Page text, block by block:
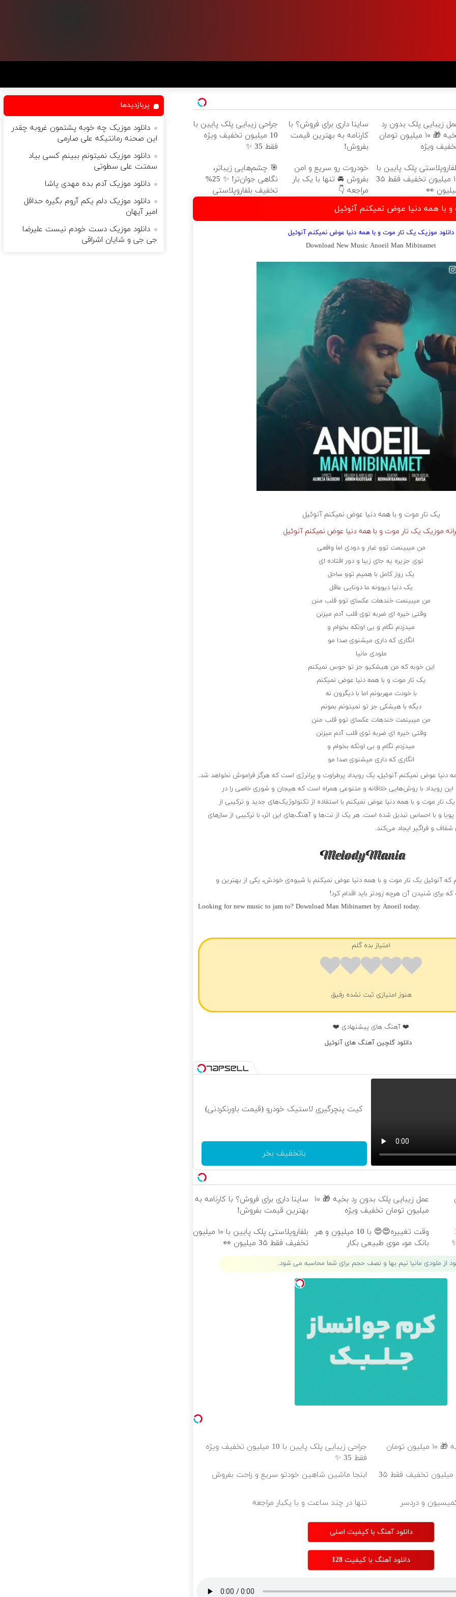
زیبایی پلک بدون رد
بخیه 🎁 ۱۰ میلیون تومان
ویژه
ساینا داری برای فروش؟ با
کارنامه به بهترین قیمت
بفروش!
جراحی زیبایی پلک پایین با
10 میلیون تخفیف ویژه
فقط 35 ✨
پلک پایین با
۱۰ میلیون تخفیف فقط 3۵
👀
خودروت رو سریع و امن
بفروش 🚘 تنها با یک بار
مراجعه 👇
🎯 چشم‌هایی زیباتر،
نگاهی جوان‌تر! ✨ 25%
تخفیف بلفاروپلاستی
با همه دنیا عوض نمیکنم آنوئیل
دانلود موزیک یک تار موت و با همه دنیا عوض نمیکنم آنوئیل
Download New Music Anoeil Man Mibinamet
یک تار موت و با همه دنیا عوض نمیکنمآنوئیل
موزیک یک تار موت و با همه دنیا عوض نمیکنم آنوئیل
من میبینمت توو غبار و دودی اما واقعی
توی جزیره یه جای زیبا و دور افتاده ای
یک روز کامل با همیم توو ساحل
یک دنیا دیوونه ما دوتایی عاقل
من میبینمت خندهات عکسای توو قلب منن
وقتی خیره ای ضربه توی قلب آدم میزنن
میدزدم نگام و بی اونکه بخوام و
انگاری که داری میشنوی صدا مو
ملودی مانیا
این خوبه که من هیشکیو جز تو حوس نمیکنم
یک تار موت و با همه دنیا عوض نمیکنم
با خودت مهربونم اما با دیگرون نه
دیگه با هیشکی جز تو نمیتونم بمونم
من میبینمت خندهات عکسای توو قلب منن
وقتی خیره ای ضربه توی قلب آدم میزنن
میدزدم نگام و بی اونکه بخوام و
انگاری که داری میشنوی صدا مو
دنیا عوض نمیکنم آنوئیل، یک رویداد پرطراوت و پرانرژی است که هرگز فراموش نخواهد شد.
این رویداد با روش‌هایی خلاقانه و متنوعی همراه است که هیجان و شوری خاصی را در
تار موت و با همه دنیا عوض نمیکنم با استفاده از تکنولوژیک‌های جدید و ترکیبی از
و با احساس تبدیل شده است. هر یک از نت‌ها و آهنگ‌های این اثر، با ترکیبی از سازهای
شفاف و فراگیر ایجاد می‌کند.
آنوئیل یک تار موت و با همه دنیا عوض نمیکنم با شیوه‌ی خودش، یکی از بهترین و
برای شنیدن آن هرچه زودتر باید اقدام کرد!
Looking for new music to jam to? Download Man Mibinamet by Anoeil today.
امتیاز بده گلم
هنوز امتیازی ثبت نشده رفیق
❤️ آهنگ های پیشنهادی ❤️
دانلود گلچین آهنگ های آنوئیل
کیت پنچرگیری لاستیک خودرو (قیمت باورنکردنی)
باتخفیف بخر
عمل زیبایی پلک بدون رد بخیه 🎁 ۱۰
میلیون تومان تخفیف ویژه
ساینا داری برای فروش؟ با کارنامه به
بهترین قیمت بفروش!
10
وقت تغییره😍😍 با 10 میلیون و هر
بانک مو، موی طبیعی بکار
بلفاروپلاستی پلک پایین با ۱۰ میلیون
تخفیف فقط 3۵ میلیون 👀
از ملودی مانیا نیم بها و نصف حجم برای شما محاسبه می شود.
عمل زیبایی پلک بدون رد بخیه 🎁 ۱۰ میلیون تومان
جراحی زیبایی پلک پایین با 10 میلیون تخفیف ویژه
فقط 35 ✨
بلفاروپلاستی پلک پایین با ۱۰ میلیون تخفیف فقط 3۵
ابنجا ماشین شاهین خودتو سریع و راحت بفروش
تنها در چند ساعت و با یکبار مراجعه
دانلود آهنگ با کیفیت اصلی
دانلود آهنگ با کیفیت 128
پربازدیدها
دانلود موزیک چه خوبه پشتمون غروبه چقدر
این صحنه رمانتیکه علی صارمی
دانلود موزیک نمیتونم ببینم کسی بیاد
سمتت علی سطوتی
دانلود موزیک آدم بده مهدی پاشا
دانلود موزیک دلم یکم آروم بگیره حداقل
امیر آیهان
دانلود موزیک دست خودم نیست علیرضا
جی جی و شایان اشراقی